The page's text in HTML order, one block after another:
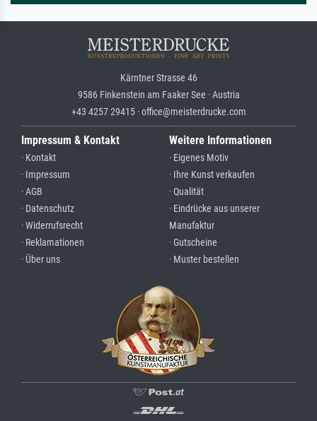
Kärntner Strasse 46
9586 Finkenstein am Faaker See · Austria
+43 4257 29415 · office@meisterdrucke.com
Impressum & Kontakt
· Kontakt
· Impressum
· AGB
· Datenschutz
· Widerrufsrecht
· Reklamationen
· Über uns
Weitere Informationen
· Eigenes Motiv
· Ihre Kunst verkaufen
· Qualität
· Eindrücke aus unserer
Manufaktur
· Gutscheine
· Muster bestellen